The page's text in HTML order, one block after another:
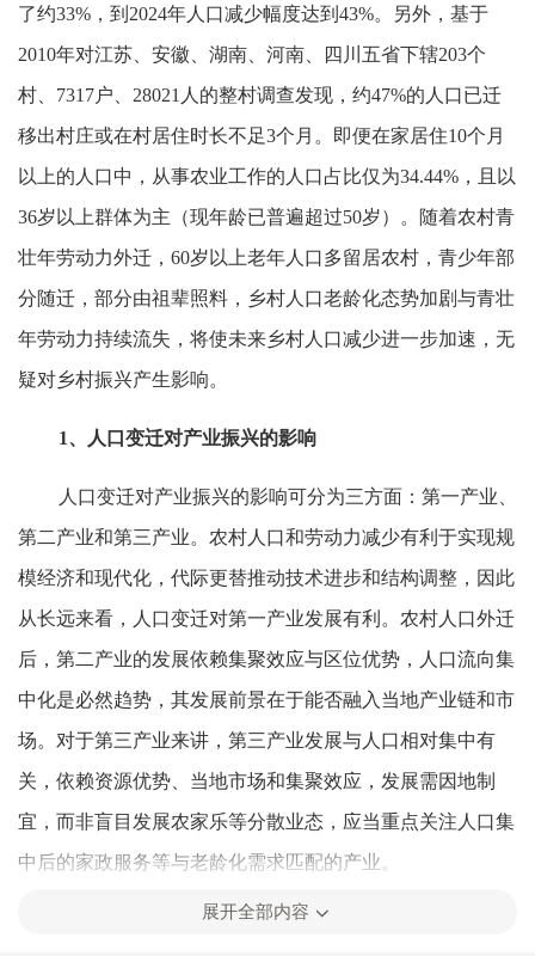
了约33%，到2024年人口减少幅度达到43%。另外，基于
2010年对江苏、安徽、湖南、河南、四川五省下辖203个
村、7317户、28021人的整村调查发现，约47%的人口已迁
移出村庄或在村居住时长不足3个月。即便在家居住10个月
以上的人口中，从事农业工作的人口占比仅为34.44%，且以
36岁以上群体为主（现年龄已普遍超过50岁）。随着农村青
壮年劳动力外迁，60岁以上老年人口多留居农村，青少年部
分随迁，部分由祖辈照料，乡村人口老龄化态势加剧与青壮
年劳动力持续流失，将使未来乡村人口减少进一步加速，无
疑对乡村振兴产生影响。
1、人口变迁对产业振兴的影响
人口变迁对产业振兴的影响可分为三方面：第一产业、
第二产业和第三产业。农村人口和劳动力减少有利于实现规
模经济和现代化，代际更替推动技术进步和结构调整，因此
从长远来看，人口变迁对第一产业发展有利。农村人口外迁
后，第二产业的发展依赖集聚效应与区位优势，人口流向集
中化是必然趋势，其发展前景在于能否融入当地产业链和市
场。对于第三产业来讲，第三产业发展与人口相对集中有
关，依赖资源优势、当地市场和集聚效应，发展需因地制
宜，而非盲目发展农家乐等分散业态，应当重点关注人口集
中后的家政服务等与老龄化需求匹配的产业。
2、人口变迁对生态宜居的影响
展开全部内容